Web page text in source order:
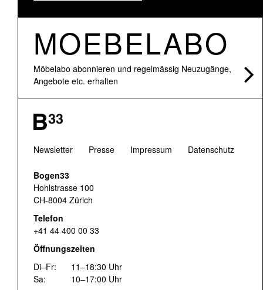
MOEBELABO
Möbelabo abonnieren und regelmässig Neuzugänge,
Angebote etc. erhalten
Newsletter Presse Impressum Datenschutz
Bogen33
Hohlstrasse 100
CH-8004 Zürich
Telefon
+41 44 400 00 33
Öffnungszeiten
Di–Fr:
11–18:30 Uhr
Sa:
10–17:00 Uhr